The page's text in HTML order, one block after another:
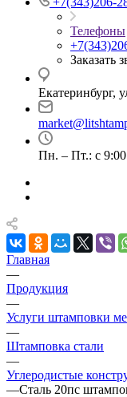
Телефоны
Заказать
Екатеринбург,
Пн. – Пт.: с
Главная
—
Продукция
—
Услуги штамповки
—
Штамповка стали
—
Углеродистые
—Сталь 20пс